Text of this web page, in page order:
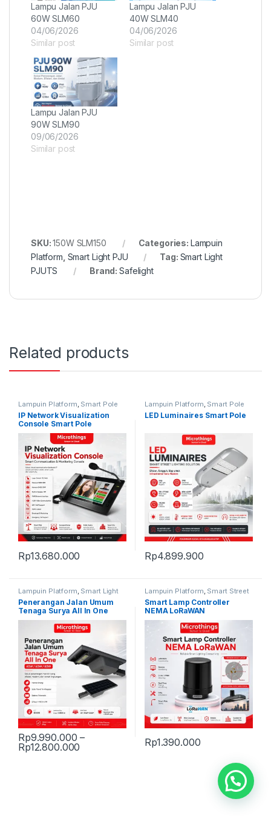
Lampu Jalan PJU
60W SLM60
04/06/2026
Similar post
Lampu Jalan PJU
40W SLM40
04/06/2026
Similar post
Lampu Jalan PJU
90W SLM90
09/06/2026
Similar post
SKU:150W SLM150 Categories: Lampuin
Platform Smart Light PJU Tag: Smart Light
PJUTS
Brand:Safelight
Related products
Lampuin Platform, Smart Pole
IP Network Visualization
Console Smart Pole
Rp13.680.000
Lampuin Platform, Smart Pole
LED Luminaires Smart Pole
Rp4.899.900
Lampuin Platform, Smart Light
PJU Smart Solar Lighting
Penerangan Jalan Umum
Tenaga Surya All In One
Rp9.990.000 –
Rp12.800.000 Price range: Rp9.990.000 through
This product has multiple variants. The options may be chosen
Lampuin Platform, Smart Street
Lighting
Smart Lamp Controller
NEMA LoRaWAN
Rp1.390.000